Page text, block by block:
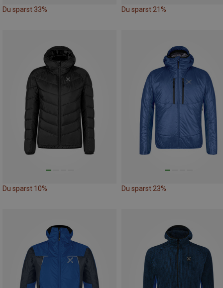
Du sparst 33% Du sparst 21%
Du sparst 10% Du sparst 23%